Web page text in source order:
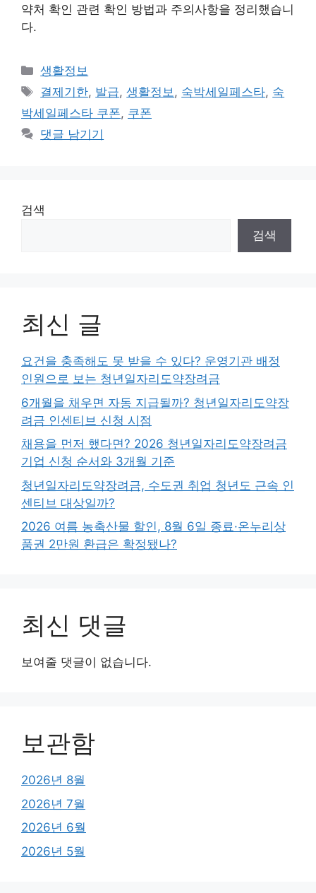
약처 확인 관련 확인 방법과 주의사항을 정리했습니
다.
카
테
리
생활정보
태
그
결제기한, 발급,생활정보, 숙박세일페스타, 숙
박세일페스타 쿠폰, 쿠폰
댓글 남기기
검색
검색
최신 글
요건을 충족해도 못 받을 수 있다? 운영기관 배정
인원으로 보는 청년일자리도약장려금
6개월을 채우면 자동 지급될까? 청년일자리도약장
려금 인센티브 신청 시점
채용을 먼저 했다면? 2026 청년일자리도약장려금
기업 신청 순서와 3개월 기준
청년일자리도약장려금, 수도권 취업 청년도 근속 인
센티브 대상일까?
2026 여름 농축산물 할인, 8월 6일 종료·온누리상
품권 2만원 환급은 확정됐나?
최신 댓글
보여줄 댓글이 없습니다.
보관함
2026년 8월
2026년 7월
2026년 6월
2026년 5월